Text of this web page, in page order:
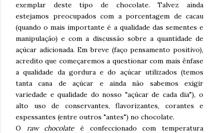
exemplar deste tipo de chocolate. Talvez ainda
estejamos preocupados com a porcentagem de cacau
(quando o mais importante é a qualidade das sementes e
manipulação) e com a discussão sobre a quantidade de
açúcar adicionada. Em breve (faço pensamento positivo),
acredito que começaremos a questionar com mais ênfase
a qualidade da gordura e do açúcar utilizados (temos
tanta cana de açúcar e ainda não sabemos exigir
variedade e qualidade do nosso "açúcar de cada dia"), o
alto uso de conservantes, flavorizantes, corantes e
espessantes (entre outros "antes") no chocolate.
O raw chocolate é confeccionado com temperatura